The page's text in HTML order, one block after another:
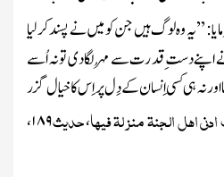
: ’’یہ وہ لوگ ہیں جن کو میں نے پسند کرلیا
دست ِقد رت سے مُہر لگادی تو نہ اُسے
نہ ہی کسی اِنسا ن کے دِل پر اِس کا خیال گزر
اھل الجنۃ منز لۃ فیھا،حدیث۱۸۹،